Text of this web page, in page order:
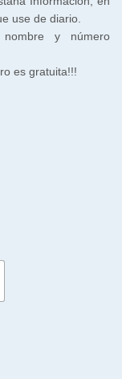
use de diario.
y número
es gratuita!!!